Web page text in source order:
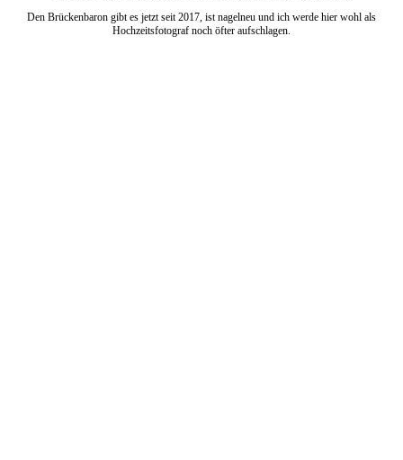
Den Brückenbaron gibt es jetzt seit 2017, ist nagelneu und ich werde hier wohl als
Hochzeitsfotograf noch öfter aufschlagen.